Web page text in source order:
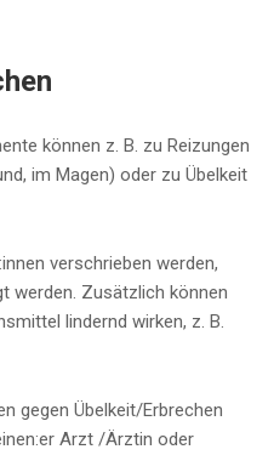
können z. B. zu Reizungen
im Magen) oder zu Übelkeit
verschrieben werden,
werden. Zusätzlich können
lindernd wirken, z. B.
gegen Übelkeit/Erbrechen
Arzt /Ärztin oder